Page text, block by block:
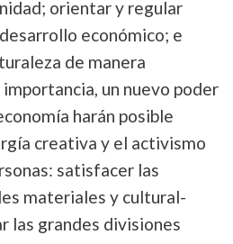
orientar y regular
económico; e
de manera
un nuevo poder
harán posible
creativa y el activismo
satisfacer las
materiales y cultural-
las grandes divisiones